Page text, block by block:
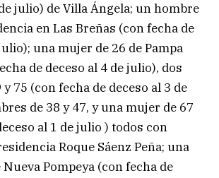
julio) de Villa Ángela; un hombre
en Las Breñas (con fecha de
una mujer de 26 de Pampa
de deceso al 4 de julio), dos
75 (con fecha de deceso al 3 de
de 38 y 47, y una mujer de 67
al 1 de julio ) todos con
Roque Sáenz Peña; una
Pompeya (con fecha de